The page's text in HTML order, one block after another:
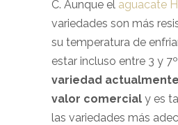
C. Aunque el aguacate
variedades son más
su temperatura de
estar incluso entre 3 y
variedad
valor comercial y es
las variedades más